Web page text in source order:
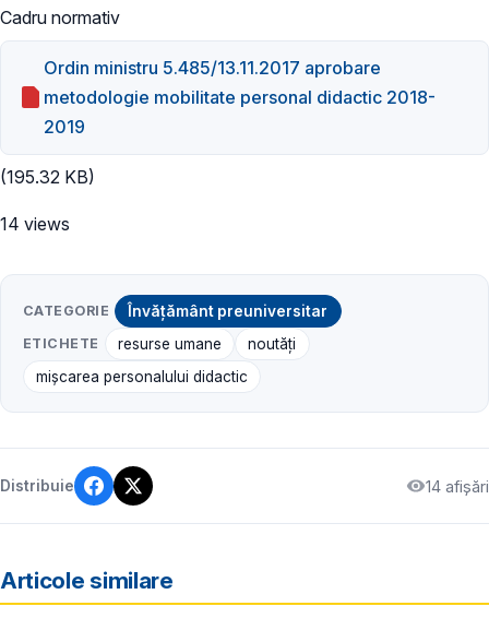
Cadru normativ
Ordin ministru 5.485/13.11.2017 aprobare
metodologie mobilitate personal didactic 2018-
2019
(195.32 KB)
14 views
CATEGORIE Învățământ preuniversitar
ETICHETE resurse umane
noutăți
mişcarea personalului didactic
Distribuie 14 afișări
Articole similare